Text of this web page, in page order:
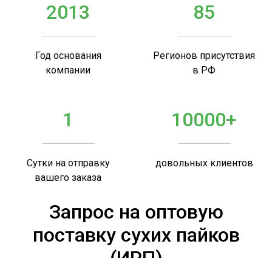
2013
Год основания
компании
85
Регионов присутствия
в РФ
1
Сутки на отправку
вашего заказа
10000+
довольных клиентов
Запрос на оптовую
поставку сухих пайков